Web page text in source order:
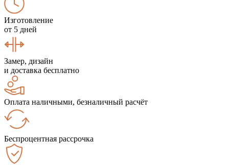
Изготовление
от 5 дней
Замер, дизайн
и доставка бесплатно
Оплата наличными, безналичный расчёт
Беспроцентная рассрочка